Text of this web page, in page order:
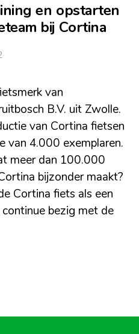
en opstarten
bij Cortina
van
B.V. uit Zwolle.
van Cortina fietsen
van 4.000 exemplaren.
meer dan 100.000
bijzonder maakt?
Cortina fiets als een
bezig met de